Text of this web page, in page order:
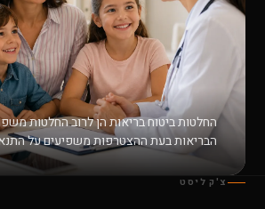
החלטות ביטוח בריאות הן לרוב החלטות
הבריאות בעת ההצטרפות משפיעים על
צ'ק ליסט